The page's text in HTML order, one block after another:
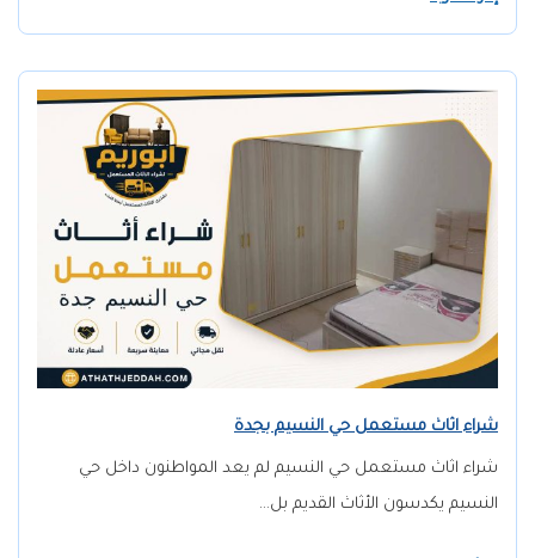
شراء اثاث مستعمل حي النسيم بجدة
شراء اثاث مستعمل حي النسيم لم يعد المواطنون داخل حي
النسيم يكدسون الأثاث القديم بل…